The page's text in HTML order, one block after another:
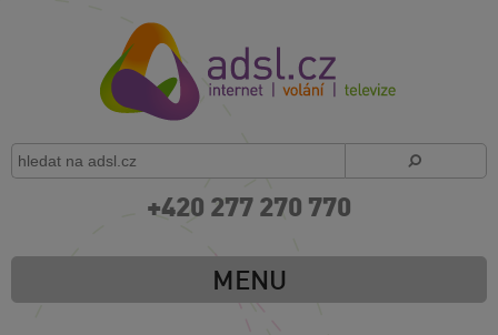
+420 277 270 770
MENU